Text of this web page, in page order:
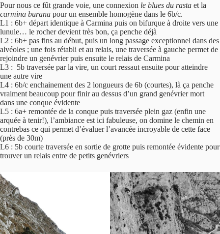
Pour nous ce fût grande voie, une connexion le blues du rasta et la
carmina burana pour un ensemble homogène dans le 6b/c.
L1 : 6b+ départ identique à Carmina puis on bifurque à droite vers une
lunule… le rocher devient très bon, ça penche déjà
L2 : 6b+ pas fins au début, puis un long passage exceptionnel dans des
alvéoles ; une fois rétabli et au relais, une traversée à gauche permet de
rejoindre un genévrier puis ensuite le relais de Carmina
L3 : 5b traversée par la vire, un court ressaut ensuite pour atteindre
une autre vire
L4 : 6b/c enchainement des 2 longueurs de 6b (courtes), là ça penche
vraiment beaucoup pour finir au dessus d’un grand genévrier mort
dans une conque évidente
L5 : 6a+ remontée de la conque puis traversée plein gaz (enfin une
arquée à tenir!), l’ambiance est ici fabuleuse, on domine le chemin en
contrebas ce qui permet d’évaluer l’avancée incroyable de cette face
(près de 30m)
L6 : 5b courte traversée en sortie de grotte puis remontée évidente pour
trouver un relais entre de petits genévriers